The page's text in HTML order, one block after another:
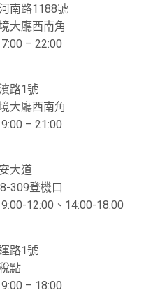
南路1188號
大廳西南角
– 22:00
路1號
大廳西南角
– 21:00
大道
309登機口
12:00、14:00-18:00
路1號
點
– 18:00